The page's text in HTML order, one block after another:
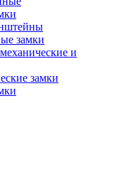
замки
и
замки